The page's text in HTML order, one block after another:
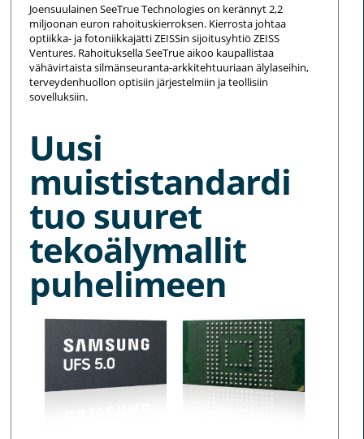
Joensuulainen SeeTrue Technologies on kerännyt 2,2
miljoonan euron rahoituskierroksen. Kierrosta johtaa
optiikka- ja fotoniikkajätti ZEISSin sijoitusyhtiö ZEISS
Ventures. Rahoituksella SeeTrue aikoo kaupallistaa
vähävirtaista silmänseuranta-arkkitehtuuriaan älylaseihin,
terveydenhuollon optisiin järjestelmiin ja teollisiin
sovelluksiin.
Uusi
muististandardi
tuo suuret
tekoälymallit
puhelimeen